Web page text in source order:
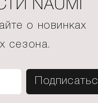
NAUMI
о новинках
сезона.